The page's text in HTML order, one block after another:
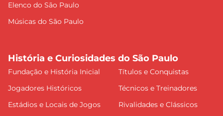
Elenco do São Paulo
Músicas do São Paulo
História e Curiosidades do São Paulo
Fundação e História Inicial
Títulos e Conquistas
Jogadores Históricos
Técnicos e Treinadores
Estádios e Locais de Jogos
Rivalidades e Clássicos